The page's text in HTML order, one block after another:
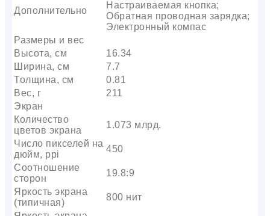
Дополнительно
Настраиваемая кнопка;
Обратная проводная зарядка;
Электронный компас
Размеры и вес
Высота, см
16.34
Ширина, см
7.7
Толщина, см
0.81
Вес, г
211
Экран
Количество
цветов экрана
1.073 млрд.
Число пикселей на
дюйм, ppi
450
Соотношение
сторон
19.8:9
Яркость экрана
(типичная)
800 нит